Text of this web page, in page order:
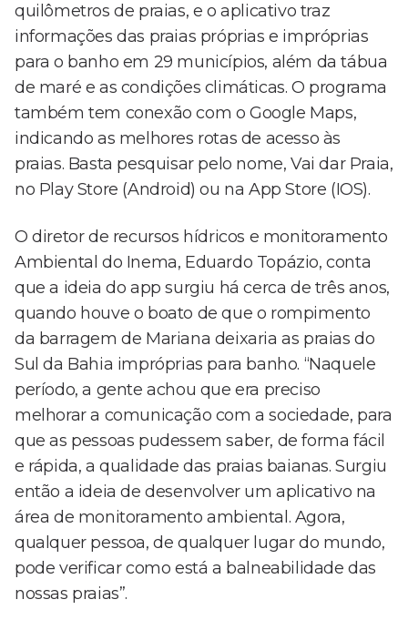
quilômetros de praias, e o aplicativo traz
informações das praias próprias e impróprias
para o banho em 29 municípios, além da tábua
de maré e as condições climáticas. O programa
também tem conexão com o Google Maps,
indicando as melhores rotas de acesso às
praias. Basta pesquisar pelo nome, Vai dar Praia,
no Play Store (Android) ou na App Store (IOS).
O diretor de recursos hídricos e monitoramento
Ambiental do Inema, Eduardo Topázio, conta
que a ideia do app surgiu há cerca de três anos,
quando houve o boato de que o rompimento
da barragem de Mariana deixaria as praias do
Sul da Bahia impróprias para banho. “Naquele
período, a gente achou que era preciso
melhorar a comunicação com a sociedade, para
que as pessoas pudessem saber, de forma fácil
e rápida, a qualidade das praias baianas. Surgiu
então a ideia de desenvolver um aplicativo na
área de monitoramento ambiental. Agora,
qualquer pessoa, de qualquer lugar do mundo,
pode verificar como está a balneabilidade das
nossas praias”.